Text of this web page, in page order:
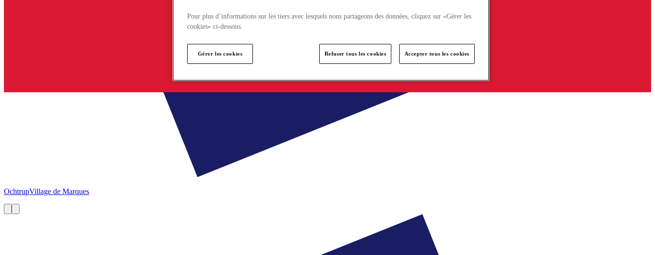
OchtrupVillage de Marques
Pour plus d’informations sur les tiers avec lesquels nous partageons des données, cliquez sur «Gérer les
cookies» ci-dessous.
Gérer les cookies Refuser tous les cookies Accepter tous les cookies